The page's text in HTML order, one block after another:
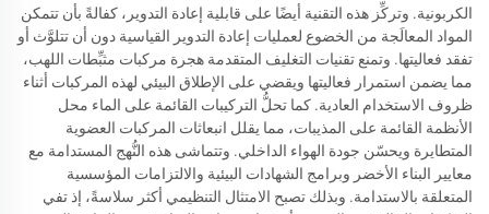
الكربونية. وتركِّز هذه التقنية أيضًا على قابلية إعادة التدوير، كفالةً بأن تتمكن
المواد المعالَجة من الخضوع لعمليات إعادة التدوير القياسية دون أن تتلوَّث أو
تفقد فعاليتها. وتمنع تقنيات التغليف المتقدمة هجرة مركبات مثبِّطات اللهب،
مما يضمن استمرار فعاليتها ويقضي على الإطلاق البيئي لهذه المركبات أثناء
ظروف الاستخدام العادية. كما تحلُّ التركيبات القائمة على الماء محل
الأنظمة القائمة على المذيبات، مما يقلل انبعاثات المركبات العضوية
المتطايرة ويحسّن جودة الهواء الداخلي. وتتماشى هذه النُّهج المستدامة مع
معايير البناء الأخضر وبرامج الشهادات البيئية والالتزامات المؤسسية
المتعلقة بالاستدامة. وبذلك تصبح الامتثال التنظيمي أكثر سلاسةً، إذ تفي